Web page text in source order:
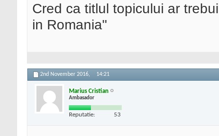
Cred ca titlul topicului ar
in Romania"
2nd November 2016, 14:21
Marius Cristian
Ambasador
Reputatie: 53